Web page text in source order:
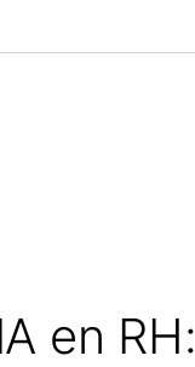
en RH: